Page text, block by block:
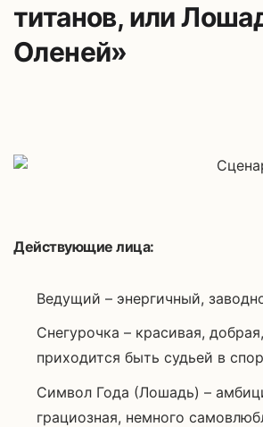
титанов, или
Оленей»
Действующие лица:
Ведущий – энергичный,
Снегурочка – красивая,
приходится быть судьей в
Символ Года (Лошадь) –
грациозная, немного